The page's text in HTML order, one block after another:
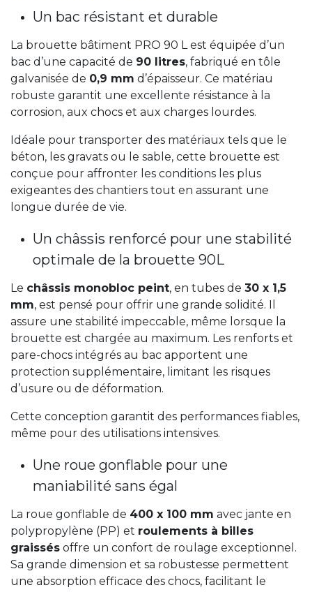
Un bac résistant et durable
La brouette bâtiment PRO 90 L est équipée d’un
bac d’une capacité de 90 litres, fabriqué en tôle
galvanisée de 0,9 mm d’épaisseur. Ce matériau
robuste garantit une excellente résistance à la
corrosion, aux chocs et aux charges lourdes.
Idéale pour transporter des matériaux tels que le
béton, les gravats ou le sable, cette brouette est
conçue pour affronter les conditions les plus
exigeantes des chantiers tout en assurant une
longue durée de vie.
Un châssis renforcé pour une stabilité
optimale de la brouette 90L
Le châssis monobloc peint, en tubes de 30 x 1,5
mm, est pensé pour offrir une grande solidité. Il
assure une stabilité impeccable, même lorsque la
brouette est chargée au maximum. Les renforts et
pare-chocs intégrés au bac apportent une
protection supplémentaire, limitant les risques
d’usure ou de déformation.
Cette conception garantit des performances fiables,
même pour des utilisations intensives.
Une roue gonflable pour une
maniabilité sans égal
La roue gonflable de 400 x 100 mm avec jante en
polypropylène (PP) et roulements à billes
graissés offre un confort de roulage exceptionnel.
Sa grande dimension et sa robustesse permettent
une absorption efficace des chocs, facilitant le